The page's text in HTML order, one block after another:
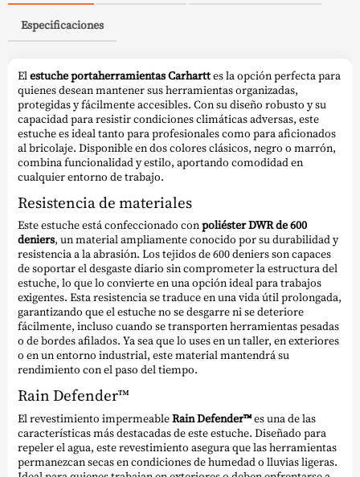
Especificaciones
Elestuche portaherramientas Carharttes la opción perfecta para
quienes desean mantener sus herramientas organizadas,
protegidas y fácilmente accesibles. Con su diseño robusto y su
capacidad para resistir condiciones climáticas adversas, este
estuche es ideal tanto para profesionales como para aficionados
al bricolaje. Disponible en dos colores clásicos, negro o marrón,
combina funcionalidad y estilo, aportando comodidad en
cualquier entorno de trabajo.
Resistencia de materiales
Este estuche está confeccionado conpoliéster DWR de 600
deniers, un material ampliamente conocido por su durabilidad y
resistencia a la abrasión. Los tejidos de 600 deniers son capaces
de soportar el desgaste diario sin comprometer la estructura del
estuche, lo que lo convierte en una opción ideal para trabajos
exigentes. Esta resistencia se traduce en una vida útil prolongada,
garantizando que el estuche no se desgarre ni se deteriore
fácilmente, incluso cuando se transporten herramientas pesadas
o de bordes afilados. Ya sea que lo uses en un taller, en exteriores
o en un entorno industrial, este material mantendrá su
rendimiento con el paso del tiempo.
Rain Defender™
El revestimiento impermeableRain Defender™es una de las
características más destacadas de este estuche. Diseñado para
repeler el agua, este revestimiento asegura que las herramientas
permanezcan secas en condiciones de humedad o lluvias ligeras.